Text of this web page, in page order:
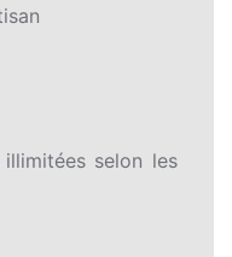
selon les